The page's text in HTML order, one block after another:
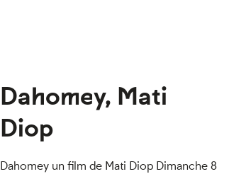
Dahomey, Mati
Diop
Dahomey un film de Mati Diop Dimanche 8